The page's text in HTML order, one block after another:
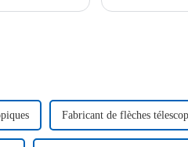
Fabricant de flèches